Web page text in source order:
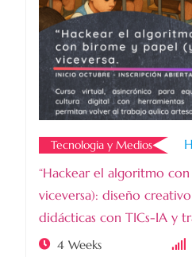
Tecnologia y Medios
“Hackear el algoritmo
viceversa): diseño
didácticas con TICs-IA y
4 Weeks